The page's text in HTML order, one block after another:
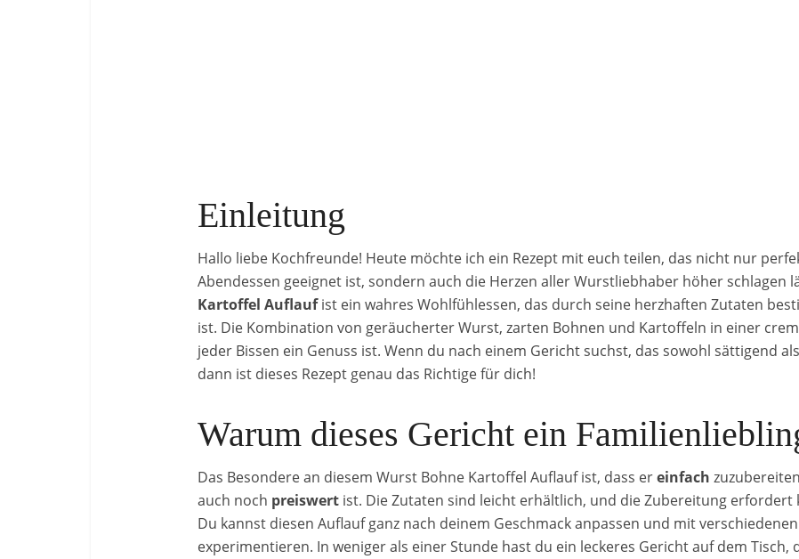
Einleitung
Hallo liebe Kochfreunde! Heute möchte ich ein Rezept mit euch teilen, das nicht nur
Abendessen geeignet ist, sondern auch die Herzen aller Wurstliebhaber höher schlagen
Kartoffel Auflaufist ein wahres Wohlfühlessen, das durch seine herzhaften Zutaten
ist. Die Kombination von geräucherter Wurst, zarten Bohnen und Kartoffeln in einer
jeder Bissen ein Genuss ist. Wenn du nach einem Gericht suchst, das sowohl sättigend
dann ist dieses Rezept genau das Richtige für dich!
Warum dieses Gericht ein
Das Besondere an diesem Wurst Bohne Kartoffel Auflauf ist, dass ereinfach
auch noch preiswert ist. Die Zutaten sind leicht erhältlich, und die Zubereitung erfordert
Du kannst diesen Auflauf ganz nach deinem Geschmack anpassen und mit
experimentieren. In weniger als einer Stunde hast du ein leckeres Gericht auf dem